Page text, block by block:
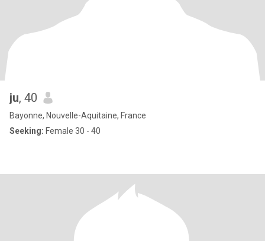
ju, 40
Bayonne, Nouvelle-Aquitaine, France
Seeking: Female 30 - 40